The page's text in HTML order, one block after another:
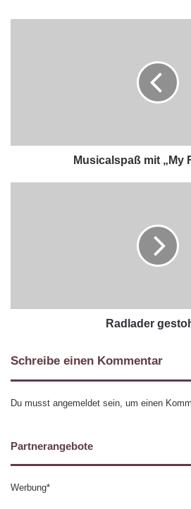
Musicalspaß mit „My
Radlader
Schreibe einen Kommentar
Du musst angemeldet sein, um einen
Partnerangebote
Werbung*